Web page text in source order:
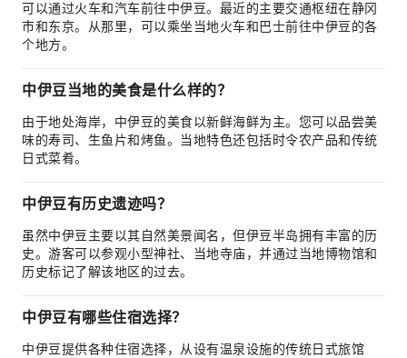
可以通过火车和汽车前往中伊豆。最近的主要交通枢纽在静冈
市和东京。从那里，可以乘坐当地火车和巴士前往中伊豆的各
个地方。
中伊豆当地的美食是什么样的？
由于地处海岸，中伊豆的美食以新鲜海鲜为主。您可以品尝美
味的寿司、生鱼片和烤鱼。当地特色还包括时令农产品和传统
日式菜肴。
中伊豆有历史遗迹吗？
虽然中伊豆主要以其自然美景闻名，但伊豆半岛拥有丰富的历
史。游客可以参观小型神社、当地寺庙，并通过当地博物馆和
历史标记了解该地区的过去。
中伊豆有哪些住宿选择？
中伊豆提供各种住宿选择，从设有温泉设施的传统日式旅馆